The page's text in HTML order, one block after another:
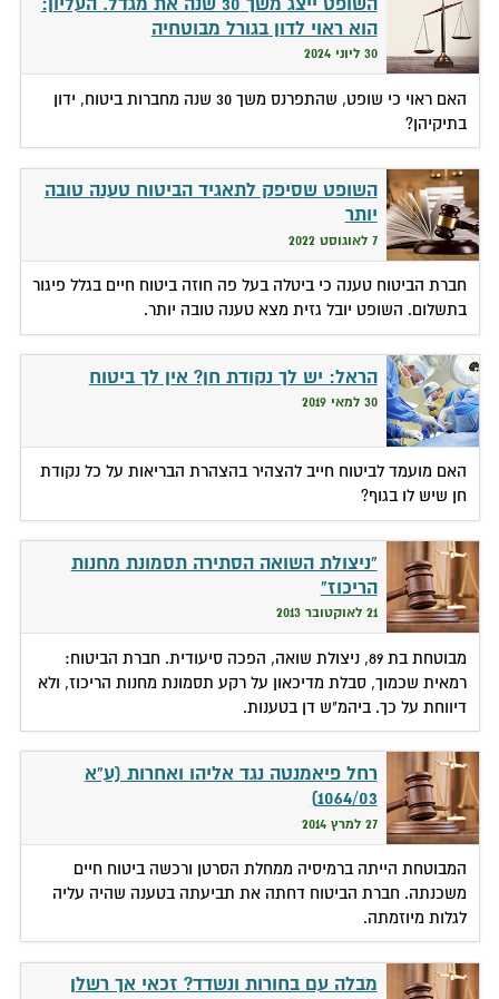
הוא ראוי לדון בגורל מבוטחיה
30 ליוני 2024
האם ראוי כי שופט, שהתפרנס משך 30 שנה מחברות ביטוח, ידון
בתיקיהן?
השופט שסיפק לתאגיד הביטוח טענה טובה
יותר
7 לאוגוסט 2022
חברת הביטוח טענה כי ביטלה בעל פה חוזה ביטוח חיים בגלל פיגור
בתשלום. השופט יובל גזית מצא טענה טובה יותר.
הראל: יש לך נקודת חן? אין לך ביטוח
30 למאי 2019
האם מועמד לביטוח חייב להצהיר בהצהרת הבריאות על כל נקודת
חן שיש לו בגוף?
"ניצולת השואה הסתירה תסמונת מחנות
הריכוז"
21 לאוקטובר 2013
מבוטחת בת 89, ניצולת שואה, הפכה סיעודית. חברת הביטוח:
רמאית שכמוך, סבלת מדיכאון על רקע תסמונת מחנות הריכוז, ולא
דיווחת על כך. ביהמ"ש דן בטענות.
רחל פיאמנטה נגד אליהו ואחרות (ע"א
1064/03)
27 למרץ 2014
המבוטחת הייתה ברמיסיה ממחלת הסרטן ורכשה ביטוח חיים
משכנתה. חברת הביטוח דחתה את תביעתה בטענה שהיה עליה
לגלות מיוזמתה.
מבלה עם בחורות ונשדד? זכאי אך רשלן